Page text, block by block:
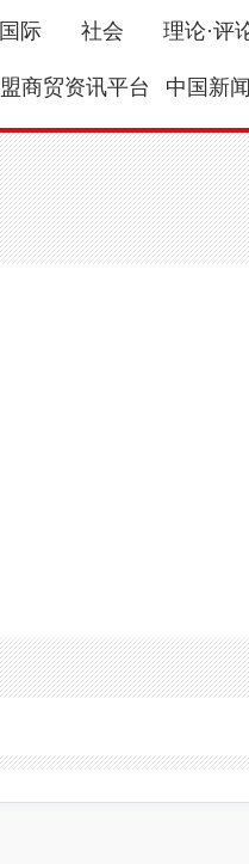
国际 社会 理论·评
商贸资讯平台 中国新